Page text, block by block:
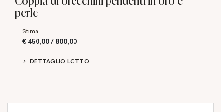
perle
Stima
€ 450,00 / 800,00
DETTAGLIO LOTTO